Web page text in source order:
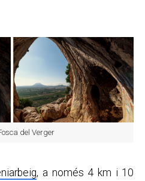
del Verger
, a només 4 km i 10